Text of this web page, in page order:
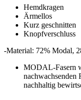
Hemdkragen
Ärmellos
Kurz geschnitten
Knopfverschluss
-Material: 72% Modal,
MODAL-Fasern
nachwachsenden
nachhaltig